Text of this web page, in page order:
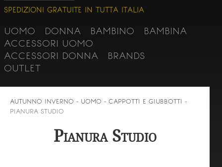
SPEDIZIONI GRATUITE IN TUTTA ITALIA
UOMO DONNA BAMBINO
BAMBINA
ACCESSORI UOMO
ACCESSORI DONNA
BRANDS
OUTLET
AUTUNNO INVERNO - UOMO - CAPPOTTI E GIUBBOTTI -
PIANURA STUDIO
Pianura Studio